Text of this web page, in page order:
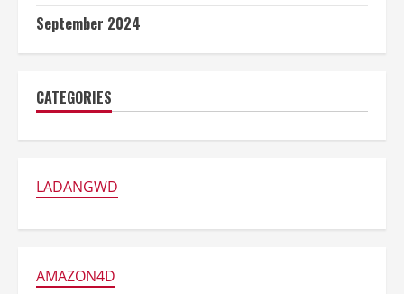
September 2024
CATEGORIES
LADANGWD
AMAZON4D